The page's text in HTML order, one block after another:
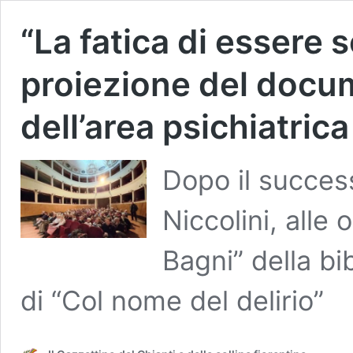
“La fatica di essere
proiezione del
dell’area
Dopo il
Niccolini, alle
Bagni” della
di “Col nome del delirio”